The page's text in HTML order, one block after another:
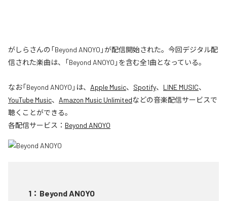
がしらさんの「Beyond ANOYO」が配信開始された。今回デジタル配
信された楽曲は、「Beyond ANOYO」を含む全1曲となっている。
なお「Beyond ANOYO 」は、 Apple Music、 Spotify、 LINE MUSIC、
YouTube Music、 Amazon Music Unlimitedなどの音楽配信サービスで
聴くことができる。
各配信サービス： Beyond ANOYO
1 ： Beyond ANOYO